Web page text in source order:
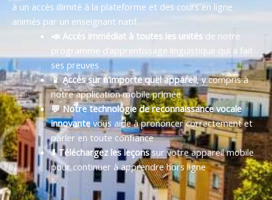
à un accès illimité à la plateforme et des cours en ligne
animés par un enseignant natif.
📣 Accès immédiat à toutes les unitésde notre
programme d’apprentissage linguistique qui a fait
ses preuves
📱 Accès sur n’importe quel appareil, y compris à
notre application mobile primée
💬 Notre technologie de reconnaissance vocale
innovantevous aide à prononcer correctement et
parler en toute confiance
⬇️ Téléchargez les leçonssur votre appareil mobile
pour continuer à apprendre hors ligne